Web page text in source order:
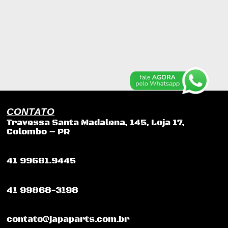
CONTATO
Travessa Santa Madalena, 145, Loja 17,
Colombo – PR
41 99681.9445
41 99868-3198
contato@japaparts.com.br